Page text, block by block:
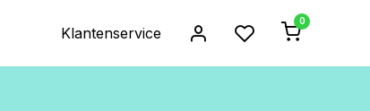
Klantenservice
0